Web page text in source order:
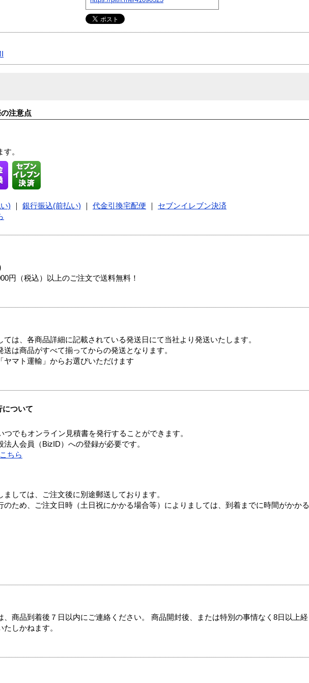
注意点
。
) 銀行振込(前払い) 代金引換宅配便
セブンイレブン決済
円（税込）以上のご注文で送料無料！
は、各商品詳細に記載されている発送日にて当社より発送いたします。
は商品がすべて揃ってからの発送となります。
マト運輸」からお選びいただけます
について
でもオンライン見積書を発行することができます。
人会員（BizID）への登録が必要です。
ちら
しては、ご注文後に別途郵送しております。
ため、ご注文日時（土日祝にかかる場合等）によりましては、到着までに時間がかかる
、商品到着後７日以内にご連絡ください。 商品開封後、または特別の事情なく8日以上経
しかねます。